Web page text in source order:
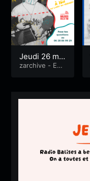
Jeudi 26 ma
rs 2020 / Le
zarchive - En